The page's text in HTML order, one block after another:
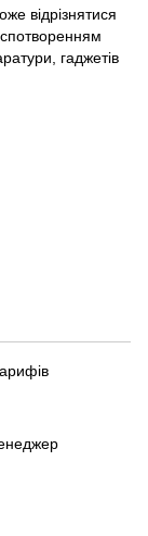
відрізнятися
гаджетів